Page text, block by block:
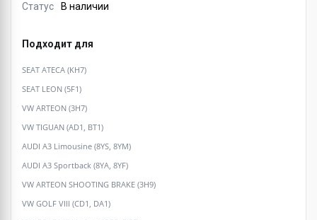
Статус
В наличии
Подходит для
SEAT ATECA (KH7)
SEAT LEON (5F1)
VW ARTEON (3H7)
VW TIGUAN (AD1, BT1)
AUDI A3 Limousine (8YS, 8YM)
AUDI A3 Sportback (8YA, 8YF)
VW ARTEON SHOOTING BRAKE (3H9)
VW GOLF VIII (CD1, DA1)